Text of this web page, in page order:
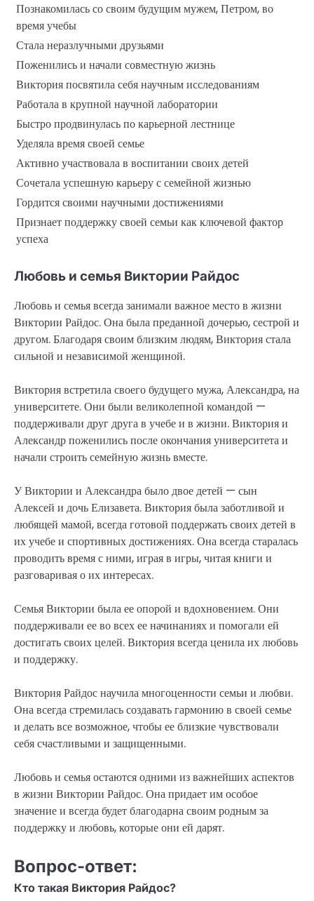
Познакомилась со своим будущим мужем, Петром, во
время учебы
Стала неразлучными друзьями
Поженились и начали совместную жизнь
Виктория посвятила себя научным исследованиям
Работала в крупной научной лаборатории
Быстро продвинулась по карьерной лестнице
Уделяла время своей семье
Активно участвовала в воспитании своих детей
Сочетала успешную карьеру с семейной жизнью
Гордится своими научными достижениями
Признает поддержку своей семьи как ключевой фактор
успеха
Любовь и семья Виктории Райдос
Любовь и семья всегда занимали важное место в жизни
Виктории Райдос. Она была преданной дочерью, сестрой и
другом. Благодаря своим близким людям, Виктория стала
сильной и независимой женщиной.
Виктория встретила своего будущего мужа, Александра, на
университете. Они были великолепной командой —
поддерживали друг друга в учебе и в жизни. Виктория и
Александр поженились после окончания университета и
начали строить семейную жизнь вместе.
У Виктории и Александра было двое детей — сын
Алексей и дочь Елизавета. Виктория была заботливой и
любящей мамой, всегда готовой поддержать своих детей в
их учебе и спортивных достижениях. Она всегда старалась
проводить время с ними, играя в игры, читая книги и
разговаривая о их интересах.
Семья Виктории была ее опорой и вдохновением. Они
поддерживали ее во всех ее начинаниях и помогали ей
достигать своих целей. Виктория всегда ценила их любовь
и поддержку.
Виктория Райдос научила многоценности семьи и любви.
Она всегда стремилась создавать гармонию в своей семье
и делать все возможное, чтобы ее близкие чувствовали
себя счастливыми и защищенными.
Любовь и семья остаются одними из важнейших аспектов
в жизни Виктории Райдос. Она придает им особое
значение и всегда будет благодарна своим родным за
поддержку и любовь, которые они ей дарят.
Вопрос-ответ:
Кто такая Виктория Райдос?